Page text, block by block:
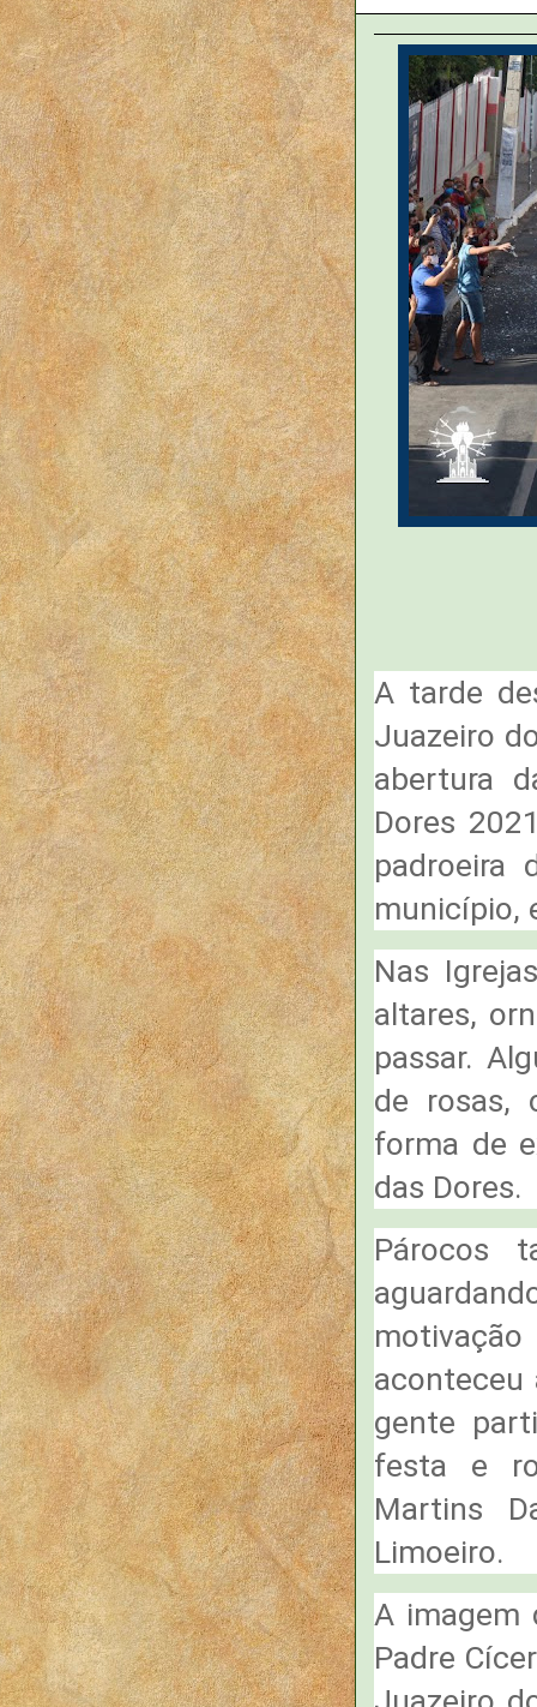
A tarde
Juazeiro
abertura
Dores
padroeira
município,
Nas
altares,
passar.
de rosas,
forma de
das Dores.
Párocos
aconteceu
gente
festa e
Martins
Limoeiro.
A imagem
Padre